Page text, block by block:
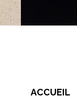
ACCUEIL